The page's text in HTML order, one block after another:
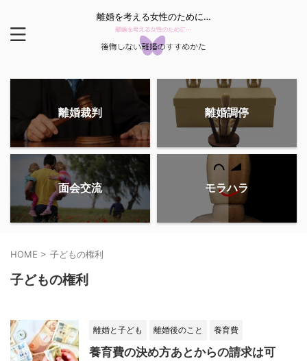
離婚を考える女性のために…
離婚裁判 離婚調停
面会交流 モラハラ
HOME > 子どもの権利
子どもの権利
離婚と子ども 離婚後のこと 養育費
養育費の決め方あとからの請求は可